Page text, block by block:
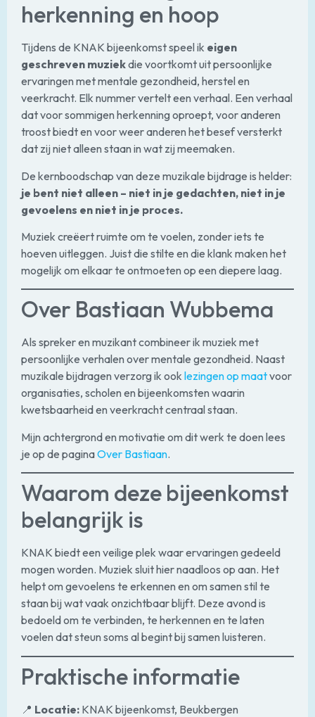
herkenning en hoop
Tijdens de KNAK bijeenkomst speel ik eigen
geschreven muziekdie voortkomt uit persoonlijke
ervaringen met mentale gezondheid, herstel en
veerkracht. Elk nummer vertelt een verhaal. Een verhaal
dat voor sommigen herkenning oproept, voor anderen
troost biedt en voor weer anderen het besef versterkt
dat zij niet alleen staan in wat zij meemaken.
De kernboodschap van deze muzikale bijdrage is helder:
je bent niet alleen – niet in je gedachten, niet in je
gevoelens en niet in je proces.
Muziek creëert ruimte om te voelen, zonder iets te
hoeven uitleggen. Juist die stilte en die klank maken het
mogelijk om elkaar te ontmoeten op een diepere laag.
Over Bastiaan Wubbema
Als spreker en muzikant combineer ik muziek met
persoonlijke verhalen over mentale gezondheid. Naast
muzikale bijdragen verzorg ik ook lezingen op maatvoor
organisaties, scholen en bijeenkomsten waarin
kwetsbaarheid en veerkracht centraal staan.
Mijn achtergrond en motivatie om dit werk te doen lees
je op de paginaOver Bastiaan.
Waarom deze bijeenkomst
belangrijk is
KNAK biedt een veilige plek waar ervaringen gedeeld
mogen worden. Muziek sluit hier naadloos op aan. Het
helpt om gevoelens te erkennen en om samen stil te
staan bij wat vaak onzichtbaar blijft. Deze avond is
bedoeld om te verbinden, te herkennen en te laten
voelen dat steun soms al begint bij samen luisteren.
Praktische informatie
📍 Locatie: KNAK bijeenkomst, Beukbergen